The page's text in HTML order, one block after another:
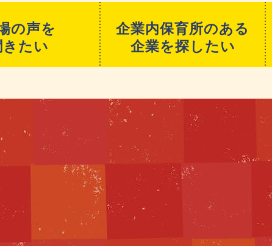
の声を
きたい
企業内保育所のある
企業を探したい